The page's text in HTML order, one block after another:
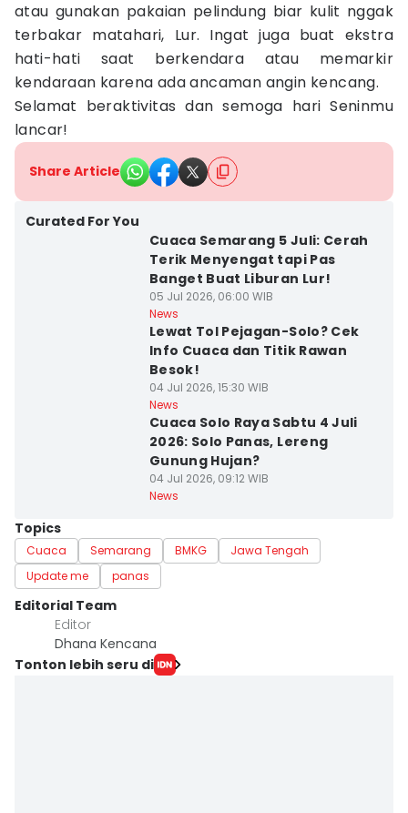
atau gunakan pakaian pelindung biar kulit nggak
terbakar matahari, Lur. Ingat juga buat ekstra
hati-hati saat berkendara atau memarkir
kendaraan karena ada ancaman angin kencang.
Selamat beraktivitas dan semoga hari Seninmu
lancar!
Share Article
Curated For You
Cuaca Semarang 5 Juli: Cerah
Terik Menyengat tapi Pas
Banget Buat Liburan Lur!
05 Jul 2026, 06:00 WIB
News
Lewat Tol Pejagan-Solo? Cek
Info Cuaca dan Titik Rawan
Besok!
04 Jul 2026, 15:30 WIB
News
Cuaca Solo Raya Sabtu 4 Juli
2026: Solo Panas, Lereng
Gunung Hujan?
04 Jul 2026, 09:12 WIB
News
Topics
Cuaca Semarang BMKG
Jawa Tengah
Update me
panas
Editorial Team
Editor
Dhana Kencana
Tonton lebih seru di